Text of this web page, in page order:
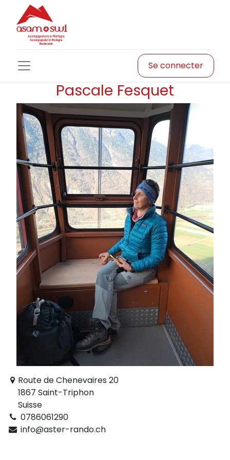
Se connecter
Pascale Fesquet
Route de Chenevaires 20
1867 Saint-Triphon
Suisse
0786061290
info@aster-rando.ch